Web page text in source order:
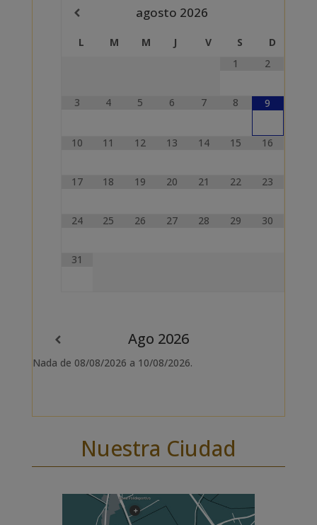
agosto 2026
L M M J V S
D
1
2
3 4 5 6 7 8 9
10 11 12 13 14 15 16
17 18 19 20 21 22 23
24 25 26 27 28 29 30
31
Ago 2026
Nada de 08/08/2026 a 10/08/2026.
Nuestra Ciudad